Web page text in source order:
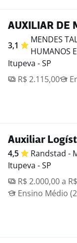
AUXILIAR DE
3,1
MENDES
HUMANOS
Itupeva - SP
R$ 2.115,00
Auxiliar
4,5 Randstad -
Itupeva - SP
R$ 2.000,00 a
Ensino Médio